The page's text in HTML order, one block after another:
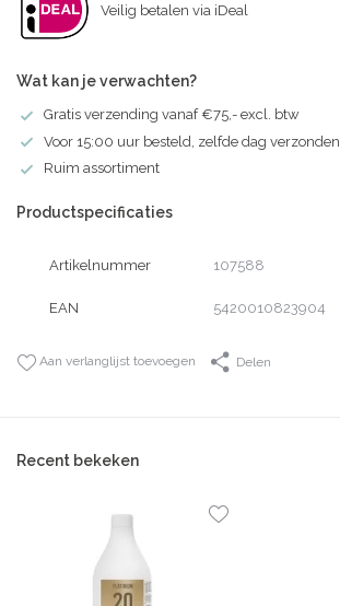
Veilig betalen via iDeal
Wat kan je verwachten?
Gratis verzending vanaf €75,- excl. btw
Voor 15:00 uur besteld, zelfde dag verzonden
Ruim assortiment
Productspecificaties
Artikelnummer 107588
EAN 5420010823904
Aan verlanglijst toevoegen Delen
Recent bekeken